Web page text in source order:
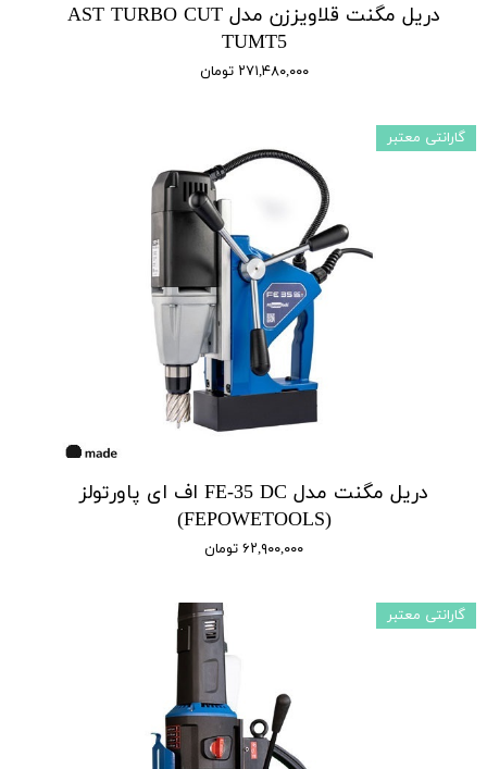
دریل مگنت قلاویززن مدل AST TURBO CUT
TUMT5
۲۷۱,۴۸۰,۰۰۰ تومان
دریل مگنت مدل FE-35 DC اف ای پاورتولز
(FEPOWETOOLS)
۶۲,۹۰۰,۰۰۰ تومان
گارانتی معتبر
گارانتی معتبر